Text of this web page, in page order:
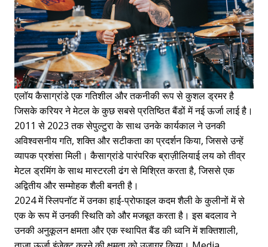
एलॉय कैसाग्रांडे एक गतिशील और तकनीकी रूप से कुशल ड्रमर है
जिसके करियर ने मेटल के कुछ सबसे प्रतिष्ठित बैंडों में नई ऊर्जा लाई है।
2011 से 2023 तक सेपुल्टुरा के साथ उनके कार्यकाल ने उनकी
अविश्वसनीय गति, शक्ति और सटीकता का प्रदर्शन किया, जिससे उन्हें
व्यापक प्रशंसा मिली। कैसाग्रांडे पारंपरिक ब्राज़ीलियाई लय को तीव्र
मेटल ड्रमिंग के साथ मास्टरली ढंग से मिश्रित करता है, जिससे एक
अद्वितीय और सम्मोहक शैली बनती है।
2024 में स्लिपनॉट में उनका हाई-प्रोफाइल कदम शैली के कुलीनों में से
एक के रूप में उनकी स्थिति को और मजबूत करता है। इस बदलाव ने
उनकी अनुकूलन क्षमता और एक स्थापित बैंड की ध्वनि में शक्तिशाली,